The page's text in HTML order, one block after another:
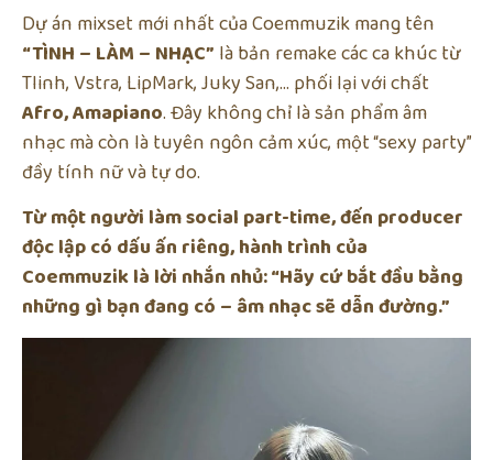
Dự án mixset mới nhất của Coemmuzik mang tên
“TÌNH – LÀM – NHẠC” là bản remake các ca khúc từ
Tlinh, Vstra, LipMark, Juky San,… phối lại với chất
Afro, Amapiano. Đây không chỉ là sản phẩm âm
nhạc mà còn là tuyên ngôn cảm xúc, một “sexy party”
đầy tính nữ và tự do.
Từ một người làm social part-time, đến producer
độc lập có dấu ấn riêng, hành trình của
Coemmuzik là lời nhắn nhủ: “Hãy cứ bắt đầu bằng
những gì bạn đang có – âm nhạc sẽ dẫn đường.”